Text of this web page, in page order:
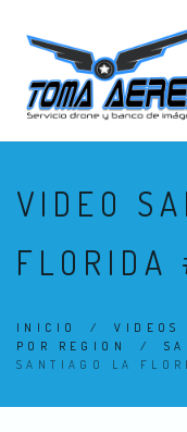
VIDEO
FLORIDA
INICIO /VIDEOS
POR REGION
/
SANTIAGO LA